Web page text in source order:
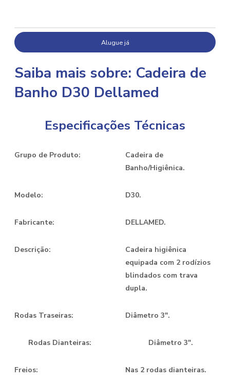
Alugue já
Saiba mais sobre: Cadeira de
Banho D30 Dellamed
Especificações Técnicas
Grupo de Produto:
Cadeira de
Banho/Higiênica.
Modelo: D30.
Fabricante: DELLAMED.
Descrição:
Cadeira higiênica
equipada com 2 rodízios
blindados com trava
dupla.
Rodas Traseiras: Diâmetro 3".
Rodas Dianteiras: Diâmetro 3".
Freios: Nas 2 rodas dianteiras.